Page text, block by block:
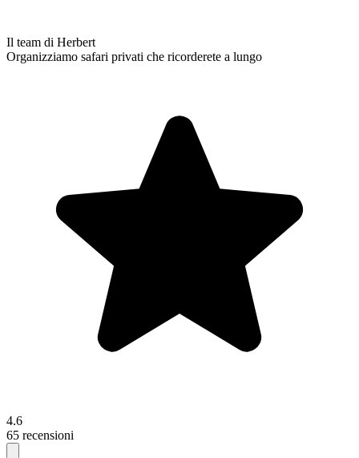
Il team di Herbert
Organizziamo safari privati che ricorderete a lungo
4.6
65 recensioni